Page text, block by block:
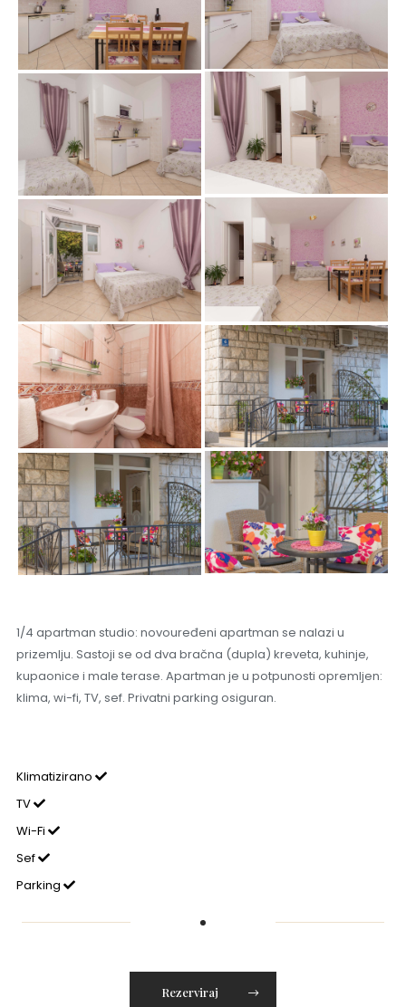
1/4 apartman studio: novouređeni apartman se nalazi u
prizemlju. Sastoji se od dva bračna (dupla) kreveta, kuhinje,
kupaonice i male terase. Apartman je u potpunosti opremljen:
klima, wi-fi, TV, sef. Privatni parking osiguran.
Klimatizirano
TV
Wi-Fi
Sef
Parking
Rezerviraj